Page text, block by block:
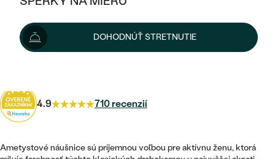
KOMBINOVANÉ ZLATO
PODĽA ŠTÝLU
BEZ KAMEŇA
POSTRANNÉ DRAHOKAMY
HALO
VINTAGE
OBRÚČOK
VÝPREDAJ
ŠPERKY ČO POMÁHAJÚ
PODĽA TYPU
NÁUŠNICE
PRSTENE
PLATINOVÉ
NAPICHOVACIE
ZLATÉ
STRIEBORNÉ
PODĽA ŠTÝLU
SOLITÉR
VÝPREDAJ
ZLATÉ
STRIEBORNÉ
PLATINOVÉ
DOHODNÚŤ STRETNUTIE
336 €s kódomSUN10 .
4.9 710 recenzií
Ametystové náušnice sú príjemnou voľbou pre aktívnu ženu, ktorá